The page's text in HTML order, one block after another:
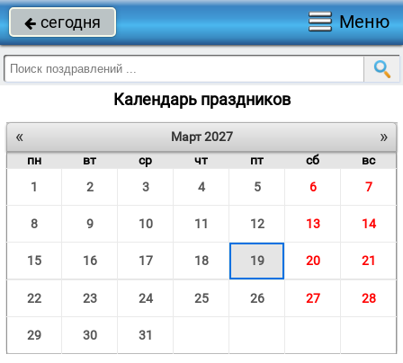
 сегодня Меню
Календарь праздников
« »
Март 2027
пн
вт ср чт пт сб
вс
1
2 3 4 5 6 7
8 9 10 11 12 13 14
15 16 17 18 19 20 21
22 23 24 25 26 27 28
29 30 31